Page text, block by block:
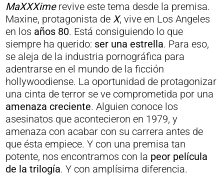
MaXXXime revive este tema desde la premisa.
Maxine, protagonista de X, vive en Los Angeles
en los años 80. Está consiguiendo lo que
siempre ha querido: ser una estrella. Para eso,
se aleja de la industria pornográfica para
adentrarse en el mundo de la ficción
hollywoodiense. La oportunidad de protagonizar
una cinta de terror se ve comprometida por una
amenaza creciente. Alguien conoce los
asesinatos que acontecieron en 1979, y
amenaza con acabar con su carrera antes de
que ésta empiece. Y con una premisa tan
potente, nos encontramos con la peor película
de la trilogía. Y con amplísima diferencia.